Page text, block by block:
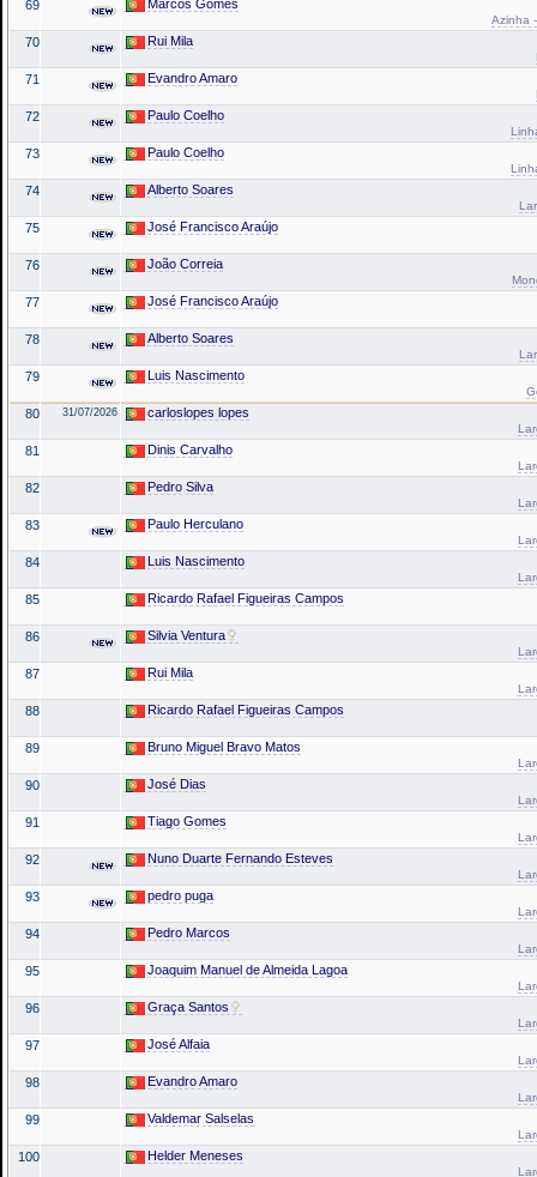
69 Marcos Gomes
Azinha
70 Rui Mila
71 Evandro Amaro
72 Paulo Coelho
73 Paulo Coelho
74 Alberto Soares
75 José Francisco Araújo
76 João Correia
77 José Francisco Araújo
78 Alberto Soares
79 Luis Nascimento
80 31/07/2026 carloslopes lopes
81 Dinis Carvalho
82 Pedro Silva
83 Paulo Herculano
84 Luis Nascimento
85 Ricardo Rafael Figueiras Campos
86 Silvia Ventura
87 Rui Mila
88 Ricardo Rafael Figueiras Campos
89 Bruno Miguel Bravo Matos
90 José Dias
91 Tiago Gomes
92 Nuno Duarte Fernando Esteves
93 pedro puga
94 Pedro Marcos
95 Joaquim Manuel de Almeida Lagoa
96 Graça Santos
97 José Alfaia
98 Evandro Amaro
99 Valdemar Salselas
100 Helder Meneses